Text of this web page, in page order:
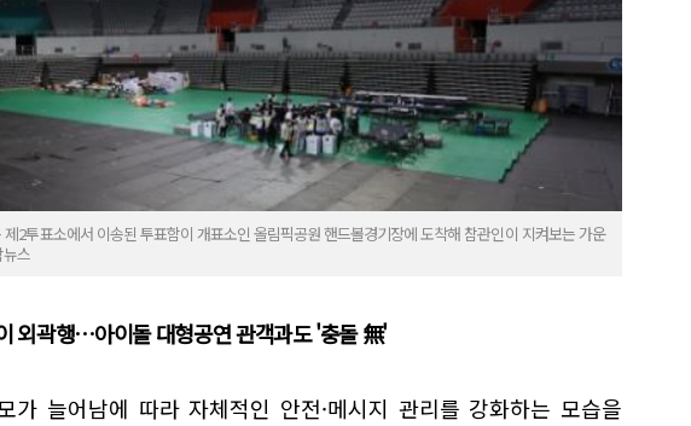
2투표소에서 이송된 투표함이 개표소인 올림픽공원 핸드볼경기장에 도착해 참관인이 지켜보는 가운
스
외곽행…아이돌 대형공연 관객과도 '충돌 無'
가 늘어남에 따라 자체적인 안전·메시지 관리를 강화하는 모습을